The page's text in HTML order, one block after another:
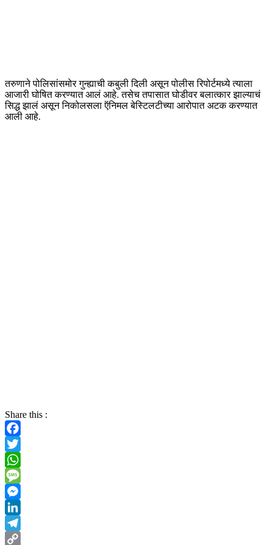
तरुणाने पोलिसांसमोर गुन्ह्याची कबुली दिली असून पोलीस रिपोर्टमध्ये त्याला
आजारी घोषित करण्यात आलं आहे. तसेच तपासात घोडीवर बलात्कार झाल्याचं
सिद्ध झालं असून निकोलसला ऍनिमल बेस्टिलटीच्या आरोपात अटक करण्यात
आली आहे.
Share this :
Facebook
Twitter
WhatsApp
Message
Messenger
LinkedIn
Telegram